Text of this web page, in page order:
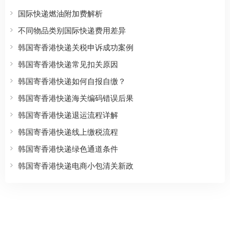
国际快递燃油附加费解析
不同物品类别国际快递费用差异
韩国寄香港快递关税申诉成功案例
韩国寄香港快递常见扣关原因
韩国寄香港快递如何自报自缴？
韩国寄香港快递海关编码错误后果
韩国寄香港快递退运流程详解
韩国寄香港快递线上缴税流程
韩国寄香港快递绿色通道条件
韩国寄香港快递电商小包清关新政